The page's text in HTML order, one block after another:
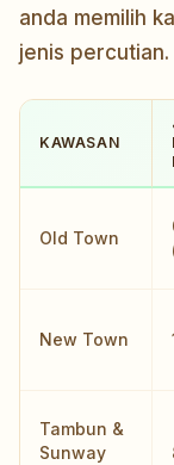
anda memilih
jenis percutian.
KAWASAN
Old Town
New Town
Tambun &
Sunway